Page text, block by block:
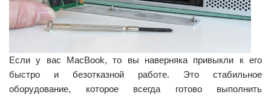
Если у вас MacBook, то вы наверняка привыкли к его
быстро и безотказной работе. Это стабильное
оборудование, которое всегда готово выполнить